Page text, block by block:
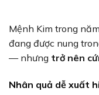
Mệnh Kim trong
đang được nung
— nhưng trở nên
Nhân quả dễ xuất